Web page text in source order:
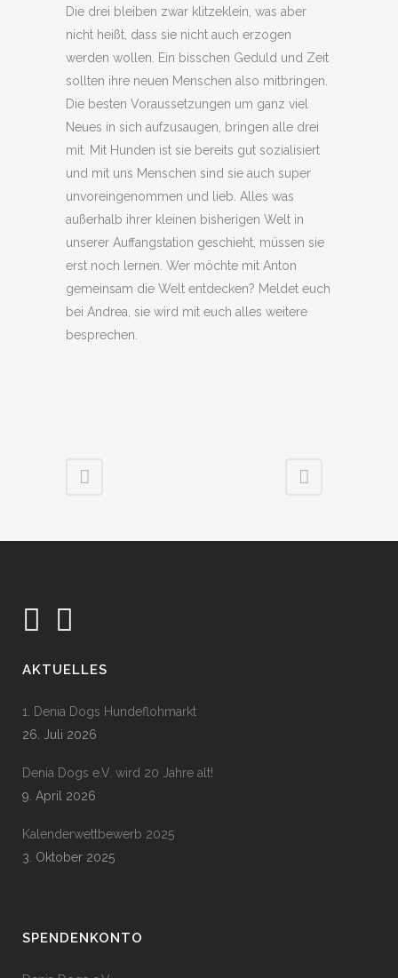
Die drei bleiben zwar klitzeklein, was aber
nicht heißt, dass sie nicht auch erzogen
werden wollen. Ein bisschen Geduld und Zeit
sollten ihre neuen Menschen also mitbringen.
Die besten Voraussetzungen um ganz viel
Neues in sich aufzusaugen, bringen alle drei
mit. Mit Hunden ist sie bereits gut sozialisiert
und mit uns Menschen sind sie auch super
unvoreingenommen und lieb. Alles was
außerhalb ihrer kleinen bisherigen Welt in
unserer Auffangstation geschieht, müssen sie
erst noch lernen. Wer möchte mit Anton
gemeinsam die Welt entdecken? Meldet euch
bei Andrea, sie wird mit euch alles weitere
besprechen.
AKTUELLES
1. Denia Dogs Hundeflohmarkt
26. Juli 2026
Denia Dogs e.V. wird 20 Jahre alt!
9. April 2026
Kalenderwettbewerb 2025
3. Oktober 2025
SPENDENKONTO